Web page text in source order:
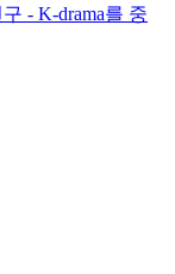
- K-drama를 중